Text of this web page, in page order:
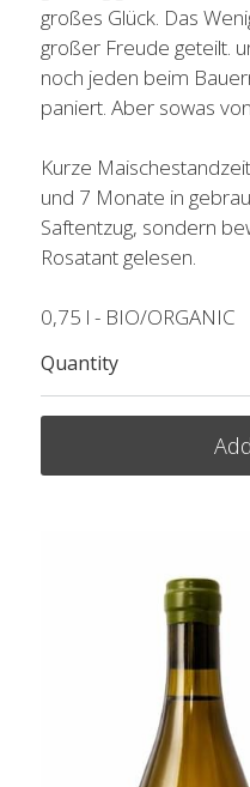
großes Glück. Das
großer Freude geteilt.
noch jeden beim
paniert. Aber sowas
Kurze
und 7 Monate in
Saftentzug, sondern
Rosatant gelesen.
0,75 l - BIO/ORGANIC
Quantity